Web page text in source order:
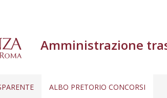
Amministrazione
ALBO PRETORIO CONCORSI